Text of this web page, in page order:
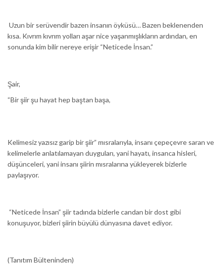
Uzun bir serüvendir bazen insanın öyküsü… Bazen beklenenden
kısa. Kıvrım kıvrım yolları aşar nice yaşanmışlıkların ardından, en
sonunda kim bilir nereye erişir “Neticede İnsan.”
Şair,
“Bir şiir şu hayat hep baştan başa,
Kelimesiz yazısız garip bir şiir” mısralarıyla, insanı çepeçevre saran ve
kelimelerle anlatılamayan duyguları, yani hayatı, insanca hisleri,
düşünceleri, yani insanı şiirin mısralarına yükleyerek bizlerle
paylaşıyor.
“Neticede İnsan” şiir tadında bizlerle candan bir dost gibi
konuşuyor, bizleri şiirin büyülü dünyasına davet ediyor.
(Tanıtım Bülteninden)